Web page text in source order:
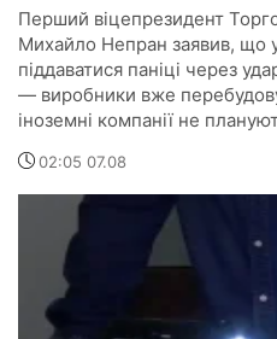
Перший віцепрезидент
Михайло Непран заявив, що
піддаватися паніці через
— виробники вже
іноземні компанії не
02:05 07.08